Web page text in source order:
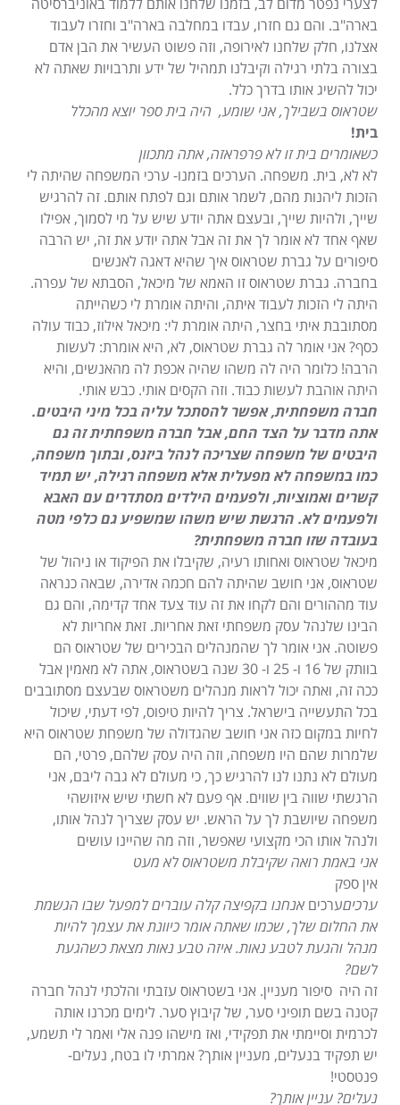
בארה"ב. והם גם חזרו, עבדו במחלבה בארה"ב וחזרו לעבוד
אצלנו, חלק שלחנו לאירופה, וזה פשוט העשיר את הבן אדם
בצורה בלתי רגילה וקיבלנו תמהיל של ידע ותרבויות שאתה לא
יכול להשיג אותו בדרך כלל.
שטראוס בשבילך, אני שומע, היה בית ספר יוצא מהכלל
בית!
כשאומרים בית זו לא פרפראזה, אתה מתכוון
לא לא, בית. משפחה. הערכים בזמנו- ערכי המשפחה שהיתה לי
הזכות ליהנות מהם, לשמר אותם וגם לפתח אותם. זה להרגיש
שייך, ולהיות שייך, ובעצם אתה יודע שיש על מי לסמוך, אפילו
שאף אחד לא אומר לך את זה אבל אתה יודע את זה, יש הרבה
סיפורים על גברת שטראוס איך שהיא דאגה לאנשים
בחברה. גברת שטראוס זו האמא של מיכאל, הסבתא של עפרה.
היתה לי הזכות לעבוד איתה, והיתה אומרת לי כשהייתה
מסתובבת איתי בחצר, היתה אומרת לי: מיכאל אילוז, כבוד עולה
כסף? אני אומר לה גברת שטראוס, לא, היא אומרת: לעשות
הרבה! כלומר היה לה משהו שהיה אכפת לה מהאנשים, והיא
היתה אוהבת לעשות כבוד. וזה הקסים אותי. כבש אותי.
חברה משפחתית, אפשר להסתכל עליה בכל מיני היבטים.
אתה מדבר על הצד החם, אבל חברה משפחתית זה גם
היבטים של משפחה שצריכה לנהל ביזנס, ובתוך משפחה,
כמו במשפחה לא מפעלית אלא משפחה רגילה, יש תמיד
קשרים ואמוציות, ולפעמים הילדים מסתדרים עם האבא
ולפעמים לא. הרגשת שיש משהו שמשפיע גם כלפי מטה
בעובדה שזו חברה משפחתית?
מיכאל שטראוס ואחותו רעיה, שקיבלו את הפיקוד או ניהול של
שטראוס, אני חושב שהיתה להם חכמה אדירה, שבאה כנראה
עוד מההורים והם לקחו את זה עוד צעד אחד קדימה, והם גם
הבינו שלנהל עסק משפחתי זאת אחריות. זאת אחריות לא
פשוטה. אני אומר לך שהמנהלים הבכירים של שטראוס הם
בוותק של 16 ו- 25 ו- 30 שנה בשטראוס, אתה לא מאמין אבל
ככה זה, ואתה יכול לראות מנהלים משטראוס שבעצם מסתובבים
בכל התעשייה בישראל. צריך להיות טיפוס, לפי דעתי, שיכול
לחיות במקום כזה אני חושב שהגדולה של משפחת שטראוס היא
שלמרות שהם היו משפחה, וזה היה עסק שלהם, פרטי, הם
מעולם לא נתנו לנו להרגיש כך, כי מעולם לא גבה ליבם, אני
הרגשתי שווה בין שווים. אף פעם לא חשתי שיש איזושהי
משפחה שיושבת לך על הראש. יש עסק שצריך לנהל אותו,
ולנהל אותו הכי מקצועי שאפשר, וזה מה שהיינו עושים
אני באמת רואה שקיבלת משטראוס לא מעט
אין ספק
ערכיםערכים אנחנו בקפיצה קלה עוברים למפעל שבו הגשמת
את החלום שלך, שכמו שאתה אומר כיוונת את עצמך להיות
מנהל והגעת לטבע נאות. איזה טבע נאות מצאת כשהגעת
לשם?
זה היה סיפור מעניין. אני בשטראוס עזבתי והלכתי לנהל חברה
קטנה בשם תופיני סער, של קיבוץ סער. לימים מכרנו אותה
לכרמית וסיימתי את תפקידי, ואז מישהו פנה אלי ואמר לי תשמע,
יש תפקיד בנעלים, מעניין אותך? אמרתי לו בטח, נעלים-
פנטסטי!
נעלים? עניין אותך?